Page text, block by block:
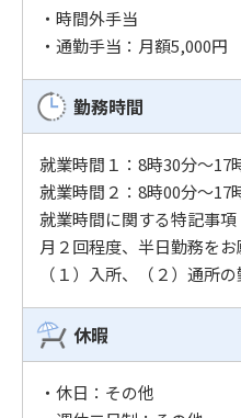
・時間外手当
・通勤手当：月額5,000円
勤務時間
就業時間１：8時30分〜17
就業時間２：8時00分〜17
就業時間に関する特記事項
月２回程度、半日勤務を
（１）入所、（２）通所
休暇
・休日：その他